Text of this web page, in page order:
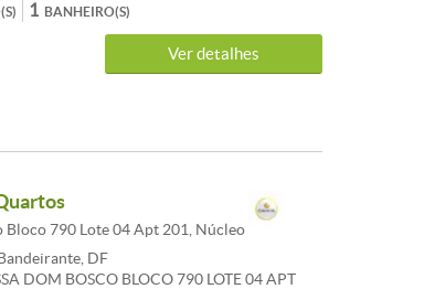
ÁREA DE SERVIÇO &lt;br&gt; &lt;br&gt;
CONVICTA IMÓVEIS &lt;br&gt;
061.99112-3703 &lt;br&gt; &lt;br&gt;
Área de Serviço, Cozinha, Banheiro, Quarto,
BANHEIRO(S)
1
Ver detalhes
Bloco 790 Lote 04 Apt 201, Núcleo
DF
DOM BOSCO BLOCO 790 LOTE 04 APT